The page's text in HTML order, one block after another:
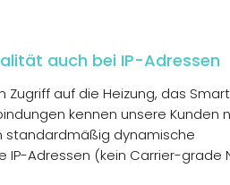
auch bei IP-Adressen
Zugriff auf die Heizung, das
kennen unsere Kunden
standardmäßig dynamische
IP-Adressen (kein Carrier-grade